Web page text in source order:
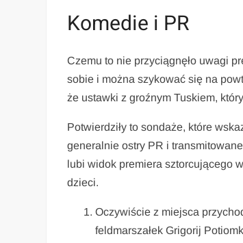
Komedie i PR
Czemu to nie przyciągnęło uwagi
sobie i można szykować się na
że ustawki z groźnym Tuskiem,
Potwierdziły to sondaże, które
generalnie ostry PR i
lubi widok premiera sztorcującego
dzieci.
Oczywiście z miejsca
feldmarszałek Grigorij